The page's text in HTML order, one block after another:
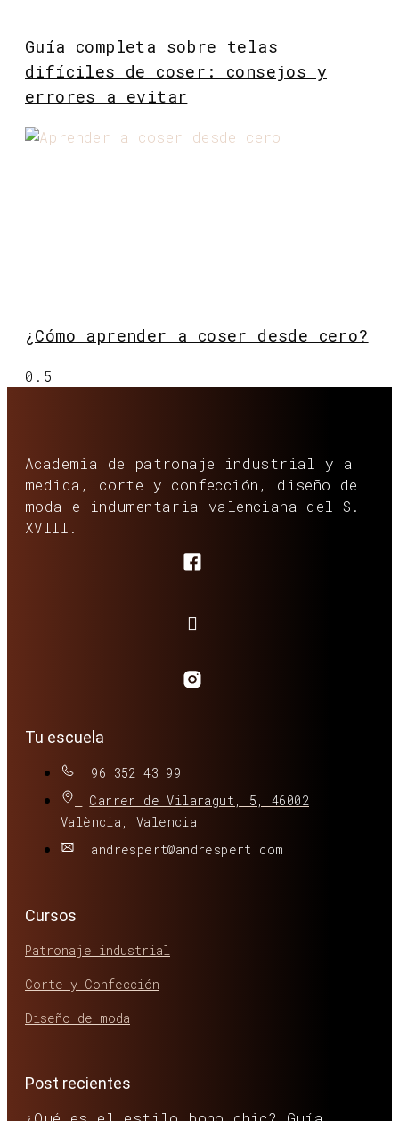
Guía completa sobre telas
difíciles de coser: consejos y
errores a evitar
¿Cómo aprender a coser desde cero?
Academia de patronaje industrial y a
medida, corte y confección, diseño de
moda e indumentaria valenciana del S.
XVIII.
Tu escuela
96 352 43 99
Carrer de Vilaragut, 5, 46002
València, Valencia
andrespert@andrespert.com
Cursos
Patronaje industrial
Corte y Confección
Diseño de moda
Post recientes